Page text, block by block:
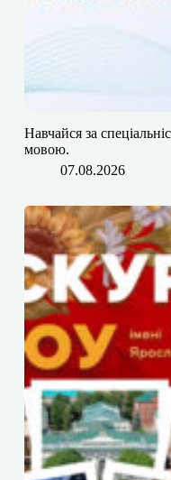
​​Навчайся за
мовою.
07.08.2026